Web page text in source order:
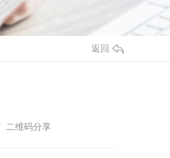
返回
二维码分享